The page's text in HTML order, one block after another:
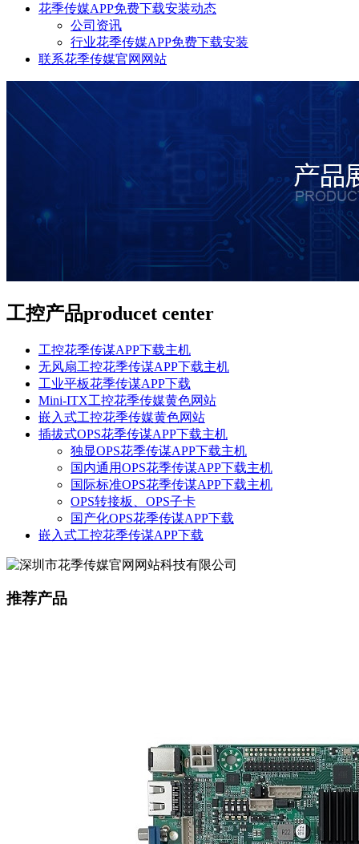
花季传媒APP免费下载安装动态
公司资讯
行业花季传媒APP免费下载安装
联系花季传媒官网网站
工控产品producet center
工控花季传谋APP下载主机
无风扇工控花季传谋APP下载主机
工业平板花季传谋APP下载
Mini-ITX工控花季传媒黄色网站
嵌入式工控花季传媒黄色网站
插拔式OPS花季传谋APP下载主机
独显OPS花季传谋APP下载主机
国内通用OPS花季传谋APP下载主机
国际标准OPS花季传谋APP下载主机
OPS转接板、OPS子卡
国产化OPS花季传谋APP下载
嵌入式工控花季传谋APP下载
推荐产品